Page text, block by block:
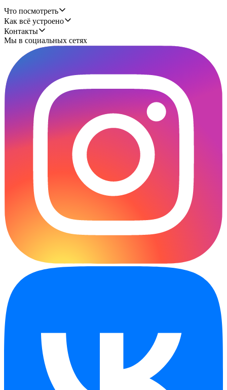
Что посмотреть
Как всё устроено
Контакты
Мы в социальных сетях